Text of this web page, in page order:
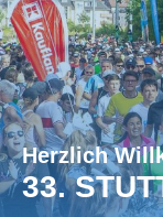
Herzlich
33.